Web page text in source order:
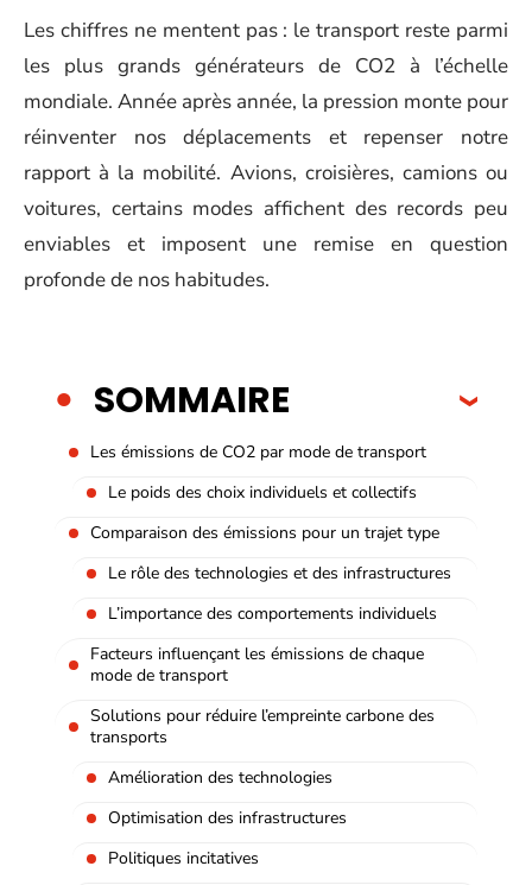
Les chiffres ne mentent pas : le transport reste parmi
les plus grands générateurs de CO2 à l’échelle
mondiale. Année après année, la pression monte pour
réinventer nos déplacements et repenser notre
rapport à la mobilité. Avions, croisières, camions ou
voitures, certains modes affichent des records peu
enviables et imposent une remise en question
profonde de nos habitudes.
SOMMAIRE
Les émissions de CO2 par mode de transport
Le poids des choix individuels et collectifs
Comparaison des émissions pour un trajet type
Le rôle des technologies et des infrastructures
L’importance des comportements individuels
Facteurs influençant les émissions de chaque
mode de transport
Solutions pour réduire l’empreinte carbone des
transports
Amélioration des technologies
Optimisation des infrastructures
Politiques incitatives